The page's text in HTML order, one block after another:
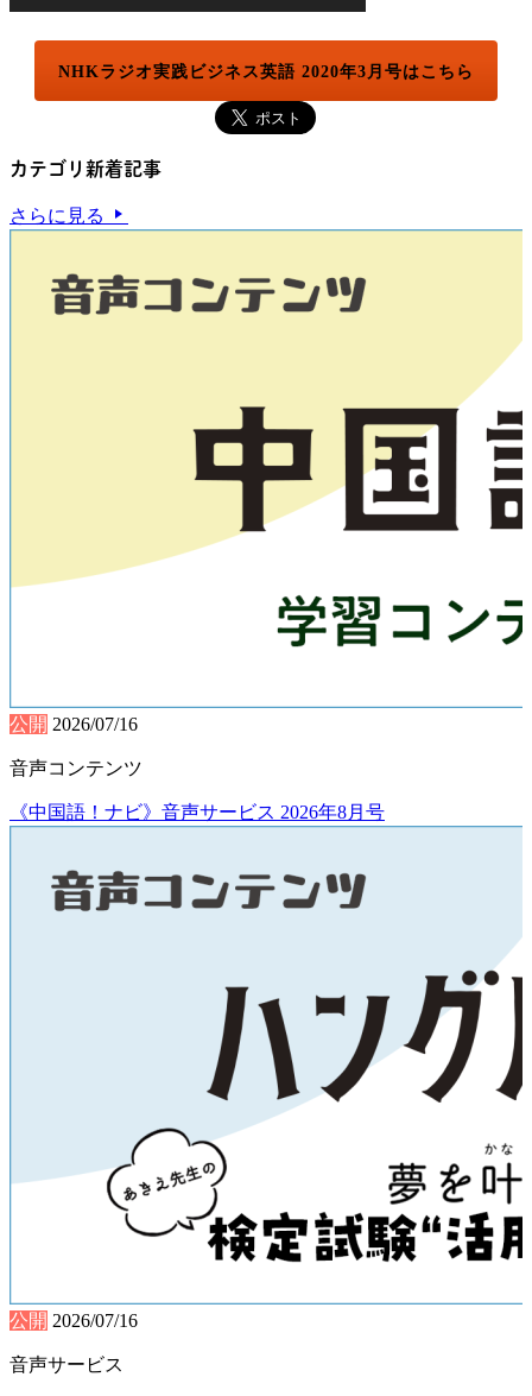
NHKラジオ実践ビジネス英語 2020年3月号はこちら
カテゴリ新着記事
さらに見る
公開 2026/07/16
音声コンテンツ
《中国語！ナビ》音声サービス 2026年8月号
公開 2026/07/16
音声サービス